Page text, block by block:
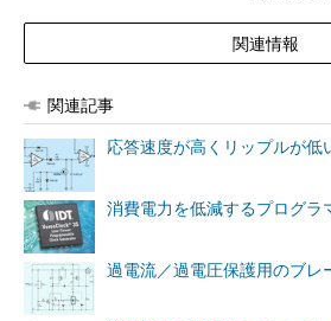
関連情報
関連記事
応答速度が高くリップルが低
消費電力を低減するプログラ
過電流／過電圧保護用のブレ